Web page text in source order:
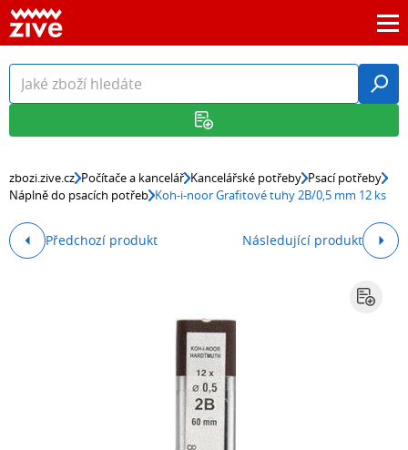
zbozi.zive.cz Počítače a kancelář Kancelářské potřeby Psací potřeby
Náplně do psacích potřeb Koh-i-noor Grafitové tuhy 2B/0,5 mm 12 ks
Předchozí produkt Následující produkt